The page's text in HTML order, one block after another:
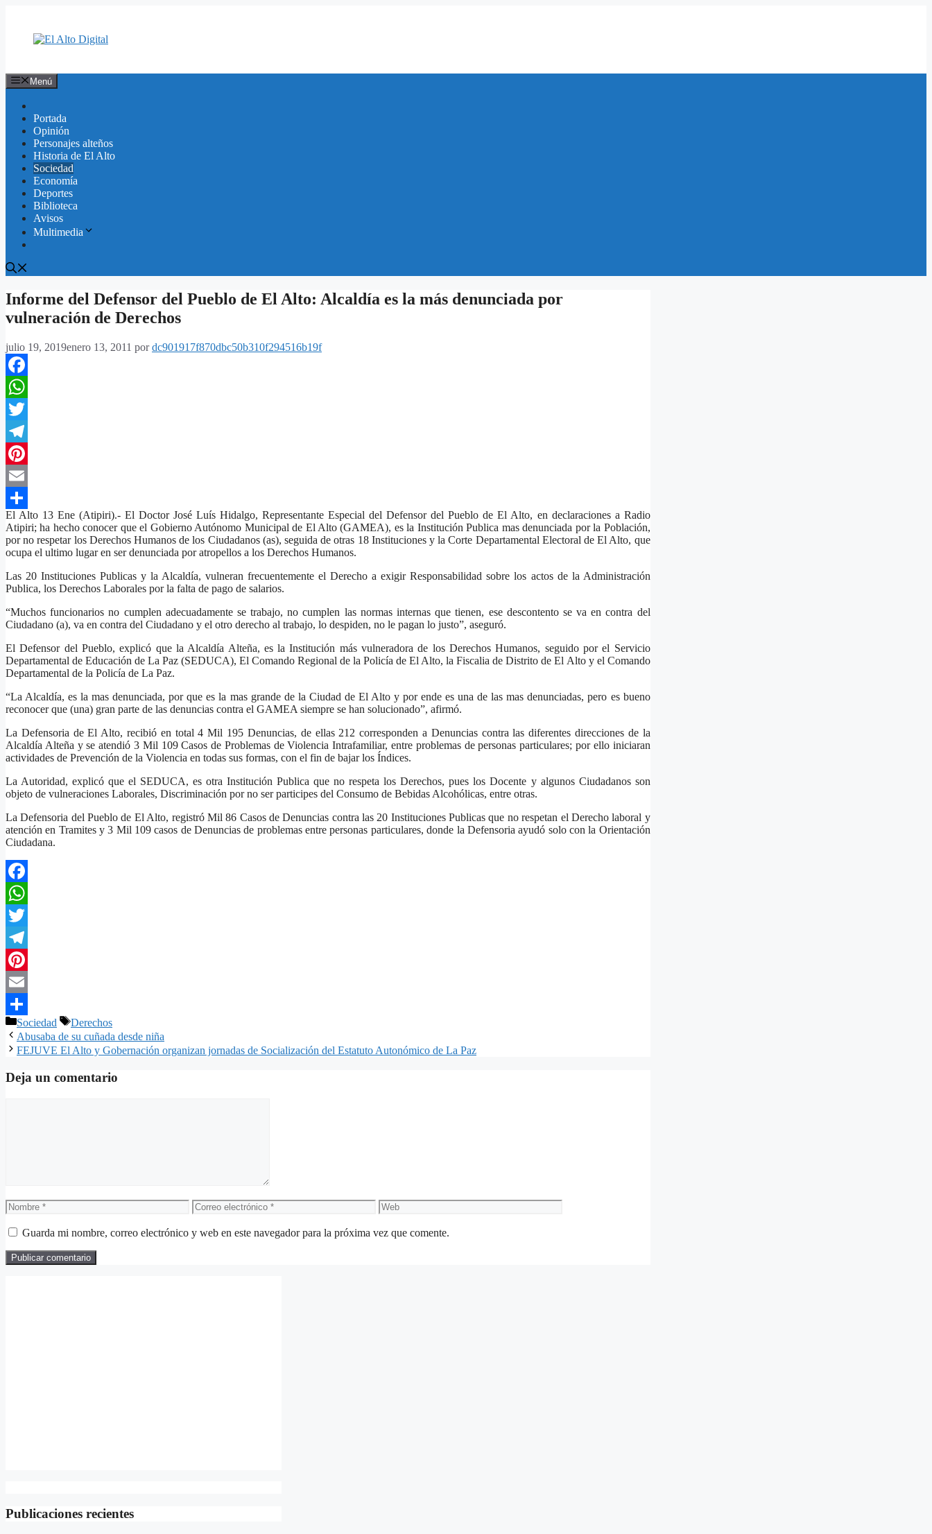
contenido
Menú
Portada
Opinión
Personajes alteños
Historia de El Alto
Sociedad
Economía
Deportes
Biblioteca
Avisos
Multimedia
Informe del Defensor del Pueblo de El Alto: Alcaldía es la más denunciada por
vulneración de Derechos
julio 19, 2019enero 13, 2011 pordc901917f870dbc50b310f294516b19f
Facebook
WhatsApp
Twitter
Telegram
Pinterest
Email
Compartir
El Alto 13 Ene (Atipiri).- El Doctor José Luís Hidalgo, Representante Especial del Defensor del Pueblo de El Alto, en declaraciones a Radio
Atipiri; ha hecho conocer que el Gobierno Autónomo Municipal de El Alto (GAMEA), es la Institución Publica mas denunciada por la Población,
por no respetar los Derechos Humanos de los Ciudadanos (as), seguida de otras 18 Instituciones y la Corte Departamental Electoral de El Alto, que
ocupa el ultimo lugar en ser denunciada por atropellos a los Derechos Humanos.
Las 20 Instituciones Publicas y la Alcaldía, vulneran frecuentemente el Derecho a exigir Responsabilidad sobre los actos de la Administración
Publica, los Derechos Laborales por la falta de pago de salarios.
“Muchos funcionarios no cumplen adecuadamente se trabajo, no cumplen las normas internas que tienen, ese descontento se va en contra del
Ciudadano (a), va en contra del Ciudadano y el otro derecho al trabajo, lo despiden, no le pagan lo justo”, aseguró.
El Defensor del Pueblo, explicó que la Alcaldía Alteña, es la Institución más vulneradora de los Derechos Humanos, seguido por el Servicio
Departamental de Educación de La Paz (SEDUCA), El Comando Regional de la Policía de El Alto, la Fiscalia de Distrito de El Alto y el Comando
Departamental de la Policía de La Paz.
“La Alcaldía, es la mas denunciada, por que es la mas grande de la Ciudad de El Alto y por ende es una de las mas denunciadas, pero es bueno
reconocer que (una) gran parte de las denuncias contra el GAMEA siempre se han solucionado”, afirmó.
La Defensoria de El Alto, recibió en total 4 Mil 195 Denuncias, de ellas 212 corresponden a Denuncias contra las diferentes direcciones de la
Alcaldía Alteña y se atendió 3 Mil 109 Casos de Problemas de Violencia Intrafamiliar, entre problemas de personas particulares; por ello iniciaran
actividades de Prevención de la Violencia en todas sus formas, con el fin de bajar los Índices.
La Autoridad, explicó que el SEDUCA, es otra Institución Publica que no respeta los Derechos, pues los Docente y algunos Ciudadanos son
objeto de vulneraciones Laborales, Discriminación por no ser participes del Consumo de Bebidas Alcohólicas, entre otras.
La Defensoria del Pueblo de El Alto, registró Mil 86 Casos de Denuncias contra las 20 Instituciones Publicas que no respetan el Derecho laboral y
atención en Tramites y 3 Mil 109 casos de Denuncias de problemas entre personas particulares, donde la Defensoria ayudó solo con la Orientación
Ciudadana.
Facebook
WhatsApp
Twitter
Telegram
Pinterest
Email
Compartir
Categorías
Sociedad Etiquetas
Derechos
Abusaba de su cuñada desde niña
FEJUVE El Alto y Gobernación organizan jornadas de Socialización del Estatuto Autonómico de La Paz
Deja un comentario
Nombre
Correo
electrónico
Web
Guarda mi nombre, correo electrónico y web en este navegador para la próxima vez que comente.
Publicaciones recientes